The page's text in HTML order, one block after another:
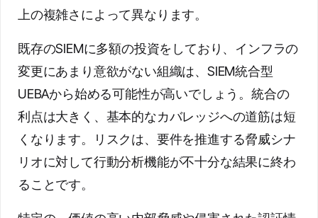
上の複雑さによって異なります。
既存のSIEMに多額の投資をしており、インフラの
変更にあまり意欲がない組織は、SIEM統合型
UEBAから始める可能性が高いでしょう。統合の
利点は大きく、基本的なカバレッジへの道筋は短
くなります。リスクは、要件を推進する脅威シナ
リオに対して行動分析機能が不十分な結果に終わ
ることです。